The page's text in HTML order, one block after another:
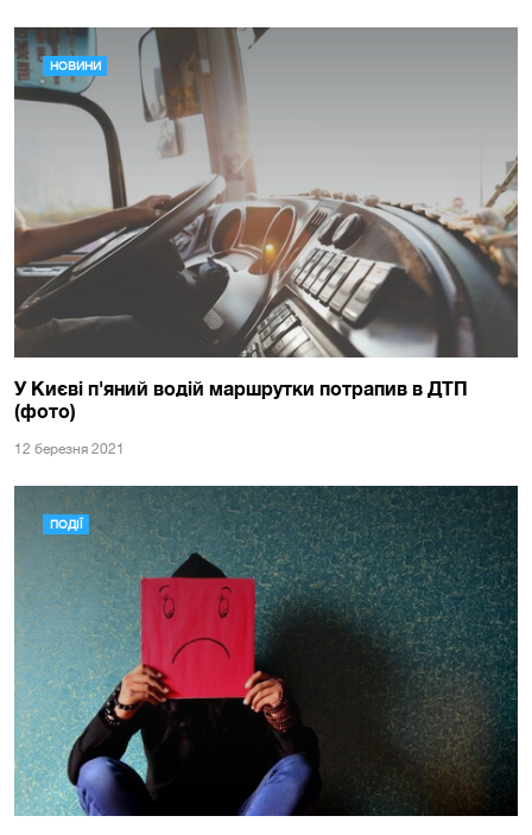
НОВИНИ
У Києві п'яний водій маршрутки потрапив в ДТП
(фото)
12 березня 2021
ПОДІЇ